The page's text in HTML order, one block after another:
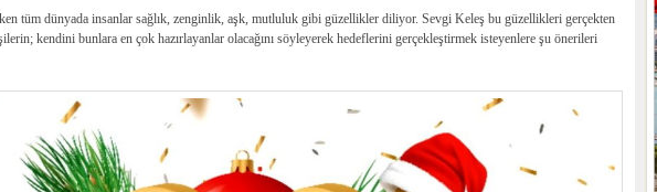
tüm dünyada insanlar sağlık, zenginlik, aşk, mutluluk gibi güzellikler diliyor. Sevgi Keleş bu güzellikleri gerçekten
kendini bunlara en çok hazırlayanlar olacağını söyleyerek hedeflerini gerçekleştirmek isteyenlere şu önerileri